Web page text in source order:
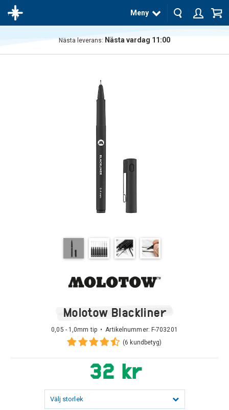
Meny
Nästa leverans: Nästa vardag 11:00
Molotow Blackliner
0,05 - 1,0mm tip • Artikelnummer: F-703201
(6 kundbetyg)
32 kr
Välj storlek